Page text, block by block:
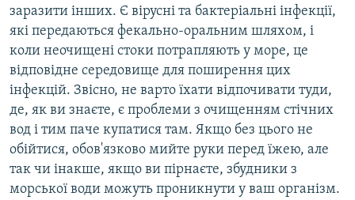
заразити інших. Є вірусні та бактеріальні інфекції,
які передаються фекально-оральним шляхом, і
коли неочищені стоки потрапляють у море, це
відповідне середовище для поширення цих
інфекцій. Звісно, не варто їхати відпочивати туди,
де, як ви знаєте, є проблеми з очищенням стічних
вод і тим паче купатися там. Якщо без цього не
обійтися, обов'язково мийте руки перед їжею, але
так чи інакше, якщо ви пірнаєте, збудники з
морської води можуть проникнути у ваш організм.